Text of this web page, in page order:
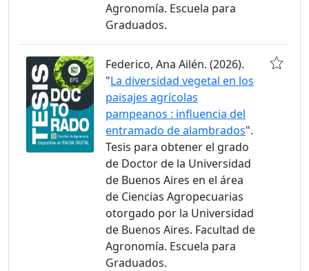
Agronomía. Escuela para
Graduados.
Federico, Ana Ailén. (2026).
"La diversidad vegetal en los
paisajes agrícolas
pampeanos : influencia del
entramado de alambrados".
Tesis para obtener el grado
de Doctor de la Universidad
de Buenos Aires en el área
de Ciencias Agropecuarias
otorgado por la Universidad
de Buenos Aires. Facultad de
Agronomía. Escuela para
Graduados.